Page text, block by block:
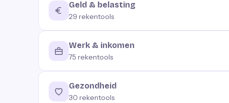
Geld & belasting
29 rekentools
Werk & inkomen
75 rekentools
Gezondheid
30 rekentools